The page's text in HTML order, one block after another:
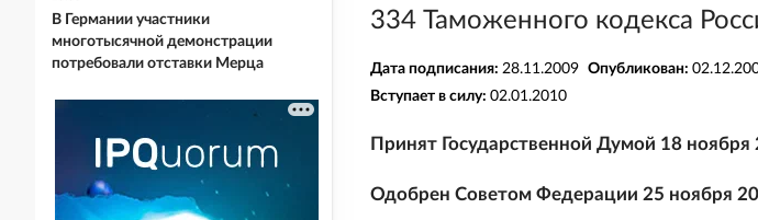
334 Таможенного кодекса
Дата подписания: 28.11.2009 Опубликован:
Вступает в силу: 02.01.2010
Принят Государственной Думой 18 ноября
Одобрен Советом Федерации 25 ноября
В Германии участники
многотысячной демонстрации
потребовали отставки Мерца